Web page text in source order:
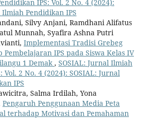
IPS: Vol. 2 No. 4 (2024):
Ilmiah Pendidikan IPS
Silvy Anjani, Ramdhani Alifatus
Munnah, Syafira Ashna Putri
Implementasi Tradisi Grebeg
Pembelajaran IPS pada Siswa Kelas IV
1 Demak , SOSIAL: Jurnal Ilmiah
Vol. 2 No. 4 (2024): SOSIAL: Jurnal
IPS
Salma Irdilah, Yona
Pengaruh Penggunaan Media Peta
terhadap Motivasi dan Pemahaman